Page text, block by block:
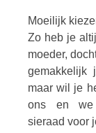
Moeilijk
Zo heb je
moeder,
gemakkelijk
maar wil je
ons en we
sieraad voor